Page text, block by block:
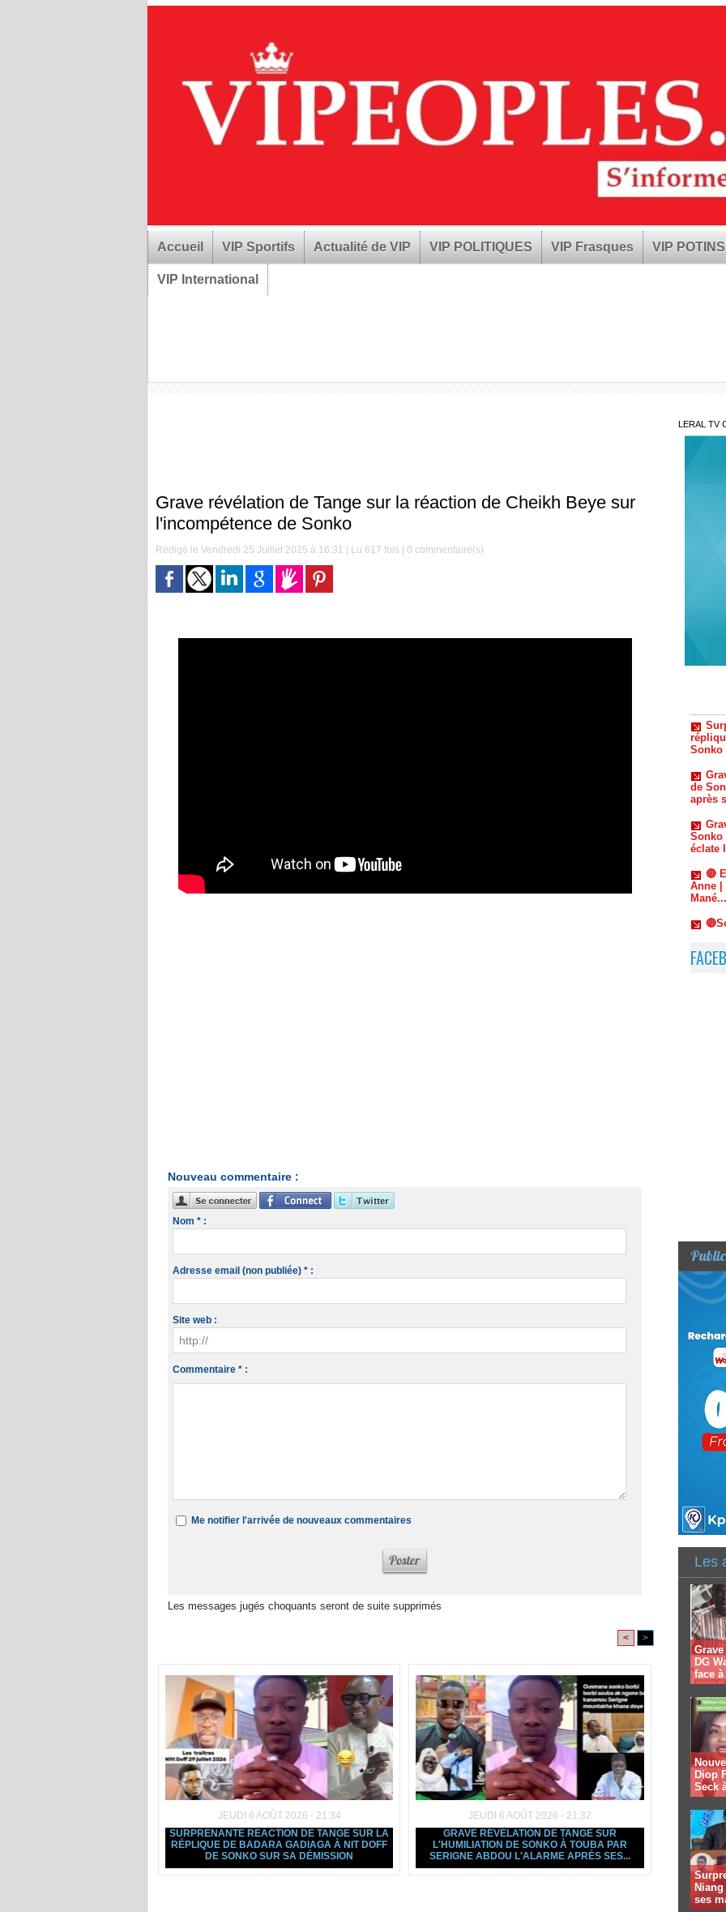
Accueil VIP Sportifs Actualité de VIP VIP POLITIQUES VIP Frasques VIP POTINS
VIP International
Grave révélation de Tange sur la réaction de Cheikh Beye sur
l'incompétence de Sonko
Rédigé le Vendredi 25 Juillet 2025 à 16:31 | Lu 617 fois | 0 commentaire(s)
Nouveau commentaire :
Nom * :
Adresse email (non publiée) * :
Site web :
Commentaire * :
Me notifier l'arrivée de nouveaux commentaires
Les messages jugés choquants seront de suite supprimés
< >
JEUDI 6 AOÛT 2026 - 21:34
SURPRENANTE RÉACTION DE TANGE SUR LA
RÉPLIQUE DE BADARA GADIAGA À NIT DOFF
DE SONKO SUR SA DÉMISSION
JEUDI 6 AOÛT 2026 - 21:32
GRAVE RÉVÉLATION DE TANGE SUR
L'HUMILIATION DE SONKO À TOUBA PAR
SERIGNE ABDOU L'ALARME APRÈS SES...
LERAL TV
de
après
Sonko
éclate
🔴
Anne |
Mané...
Saliou
Les
DG
face
Diop
Seck
ses